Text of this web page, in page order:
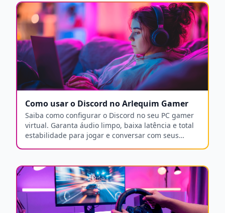
Como usar o Discord no Arlequim Gamer
Saiba como configurar o Discord no seu PC gamer
virtual. Garanta áudio limpo, baixa latência e total
estabilidade para jogar e conversar com seus